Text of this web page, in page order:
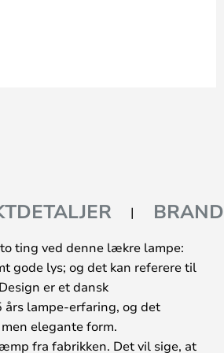
BRAND
ting ved denne lækre lampe:
gode lys; og det kan referere til
er et dansk
lampe-erfaring, og det
elegante form.
fra fabrikken. Det vil sige, at